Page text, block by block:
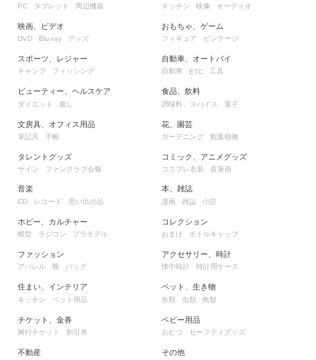
PC タブレット 周辺機器
映画、ビデオ
DVD Blu-ray グッズ
スポーツ、レジャー
キャンプ フィッシング
ビューティー、ヘルスケア
ダイエット 癒し
文房具、オフィス用品
筆記具 手帳
タレントグッズ
サイン ファンクラブ会報
キッチン 映像 オーディオ
おもちゃ、ゲーム
フィギュア ビンテージ
自動車、オートバイ
自動車 ETC 工具
食品、飲料
調味料、スパイス 菓子
花、園芸
ガーデニング 観葉植物
コミック、アニメグッズ
コスプレ衣装 直筆画
音楽
CD レコード 思い出の品
ホビー、カルチャー
模型 ラジコン プラモデル
ファッション
アパレル 靴 バッグ
住まい、インテリア
キッチン ペット用品
チケット、金券
興行チケット 割引券
不動産
本、雑誌
漫画 雑誌 小説
コレクション
おまけ ボトルキャップ
アクセサリー、時計
懐中時計 時計用ケース
ペット、生き物
魚類 虫類 鳥類
ベビー用品
おむつ セーフティグッズ
その他